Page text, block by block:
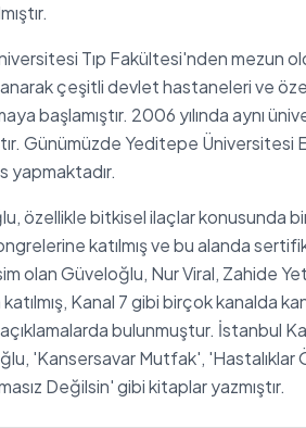
Tıp Fakültesi'nden mezun
çeşitli devlet hastaneleri ve
başlamıştır. 2006 yılında aynı
Günümüzde Yeditepe
yapmaktadır.
özellikle bitkisel ilaçlar konusunda
katılmış ve bu alanda
olan Güveloğlu, Nur Viral, Zahide
Kanal 7 gibi birçok kanalda
açıklamalarda bulunmuştur. İstanbul
'Kansersavar Mutfak',
Değilsin' gibi kitaplar yazmıştır.